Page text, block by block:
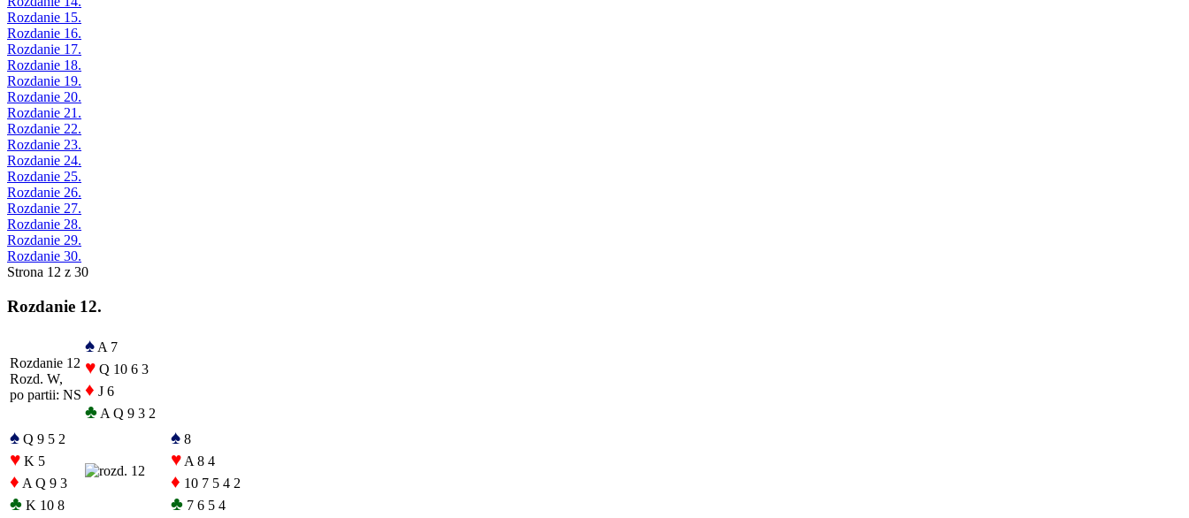
Rozdanie 15.
Rozdanie 16.
Rozdanie 17.
Rozdanie 18.
Rozdanie 19.
Rozdanie 20.
Rozdanie 21.
Rozdanie 22.
Rozdanie 23.
Rozdanie 24.
Rozdanie 25.
Rozdanie 26.
Rozdanie 27.
Rozdanie 28.
Rozdanie 29.
Rozdanie 30.
Strona 12 z 30
Rozdanie 12.
Rozdanie 12
Rozd. W,
po partii: NS
♠ A 7
♥ Q 10 6 3
♦ J 6
♣ A Q 9 3 2
♠ Q 9 5 2
♥ K 5
♦ A Q 9 3
♣ K 10 8
♠ 8
♥ A 8 4
♦ 10 7 5 4 2
♣ 7 6 5 4